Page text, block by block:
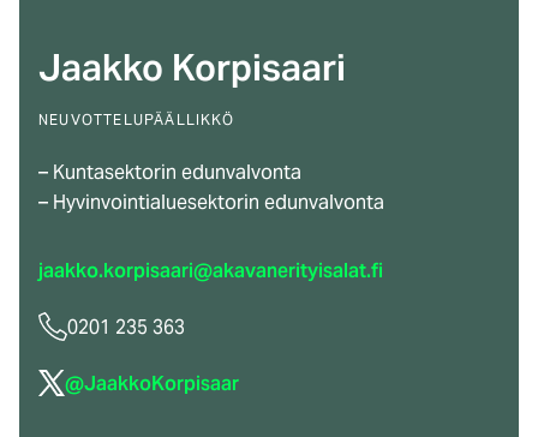
Jaakko Korpisaari
NEUVOTTELUPÄÄLLIKKÖ
– Kuntasektorin edunvalvonta
– Hyvinvointialuesektorin edunvalvonta
jaakko.korpisaari@akavanerityisalat.fi
0201 235 363
@JaakkoKorpisaar(ulkoinen